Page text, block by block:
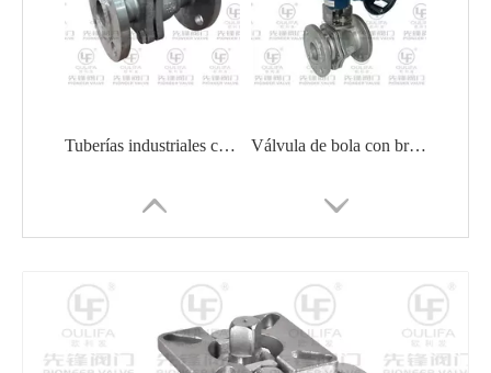
Tuberías industriales con válvula de bola con brida JIS 10K Válvula de bola con brida eléctrica Q941F